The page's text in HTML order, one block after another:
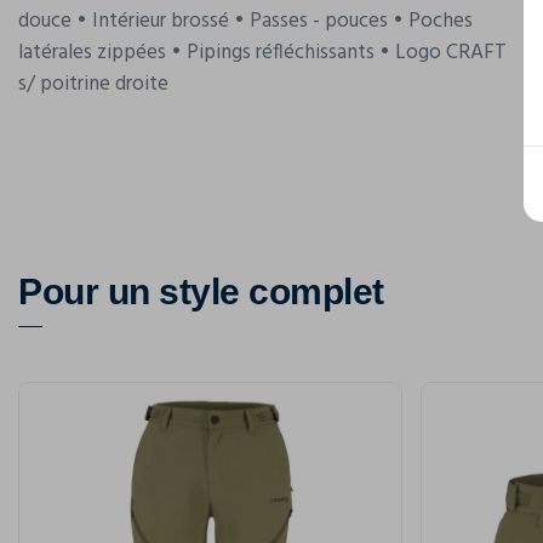
douce • Intérieur brossé • Passes - pouces • Poches
latérales zippées • Pipings réfléchissants • Logo CRAFT
s/ poitrine droite
Pour un style complet